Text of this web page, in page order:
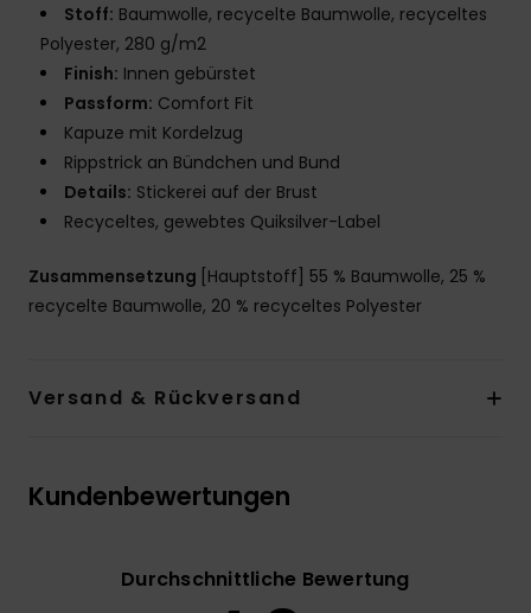
Stoff: Baumwolle, recycelte Baumwolle, recyceltes
Polyester, 280 g/m2
Finish: Innen gebürstet
Passform: Comfort Fit
Kapuze mit Kordelzug
Rippstrick an Bündchen und Bund
Details: Stickerei auf der Brust
Recyceltes, gewebtes Quiksilver-Label
Zusammensetzung [Hauptstoff] 55 % Baumwolle, 25 %
recycelte Baumwolle, 20 % recyceltes Polyester
Versand & Rückversand
Kundenbewertungen
Durchschnittliche Bewertung